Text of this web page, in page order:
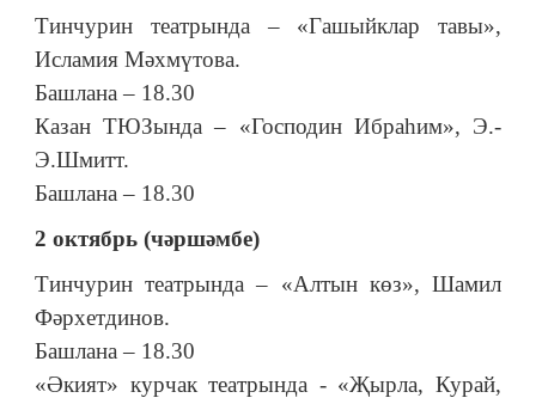
Тинчурин театрында – «Гашыйклар тавы»,
Исламия Мәхмүтова.
Башлана – 18.30
Казан ТЮЗында – «Господин Ибраһим», Э.-
Э.Шмитт.
Башлана – 18.30
2 октябрь (чәршәмбе)
Тинчурин театрында – «Алтын көз», Шамил
Фәрхетдинов.
Башлана – 18.30
«Әкият» курчак театрында - «Җырла, Курай,